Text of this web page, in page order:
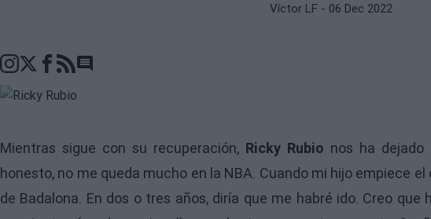
Víctor LF - 06 Dec 2022
Go to comments seciton
Mientras sigue con su recuperación, Ricky Rubio nos ha dejado
honesto, no me queda mucho en la NBA. Cuando mi hijo empiece
de Badalona. En dos o tres años, diría que me habré ido. Creo